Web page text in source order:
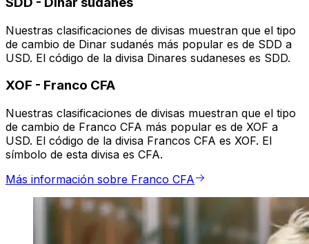
Nuestras clasificaciones de divisas muestran que el tipo
de cambio de Dinar sudanés más popular es de SDD a
USD. El código de la divisa Dinares sudaneses es SDD.
XOF - Franco CFA
Nuestras clasificaciones de divisas muestran que el tipo
de cambio de Franco CFA más popular es de XOF a
USD. El código de la divisa Francos CFA es XOF. El
símbolo de esta divisa es CFA.
Más información sobre Franco CFA